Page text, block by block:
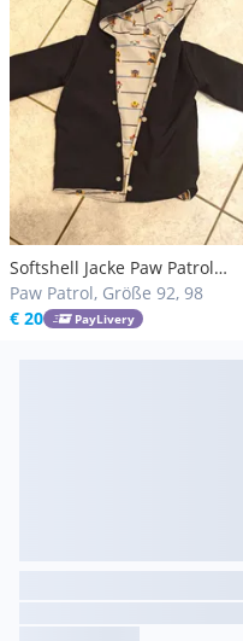
Softshell Jacke Paw Patrol
Selfmade
Paw Patrol, Größe 92, 98
€ 20
PayLivery